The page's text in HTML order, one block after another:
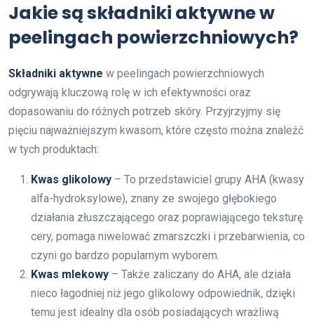
Jakie są składniki aktywne w
peelingach powierzchniowych?
Składniki aktywne w peelingach powierzchniowych
odgrywają kluczową rolę w ich efektywności oraz
dopasowaniu do różnych potrzeb skóry. Przyjrzyjmy się
pięciu najważniejszym kwasom, które często można znaleźć
w tych produktach:
Kwas glikolowy – To przedstawiciel grupy AHA (kwasy
alfa-hydroksylowe), znany ze swojego głębokiego
działania złuszczającego oraz poprawiającego teksturę
cery, pomaga niwelować zmarszczki i przebarwienia, co
czyni go bardzo popularnym wyborem.
Kwas mlekowy – Także zaliczany do AHA, ale działa
nieco łagodniej niż jego glikolowy odpowiednik, dzięki
temu jest idealny dla osób posiadających wrażliwą